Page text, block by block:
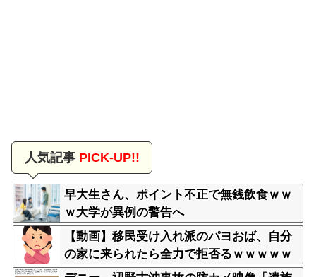
人気記事PICK-UP!!
早大生さん、ポイント不正で無銭飲食ｗｗ
ｗ大学が異例の警告へ
【動画】移民受け入れ派のパヨおば、自分
の家に来られたら全力で拒否るｗｗｗｗｗ
ｗｗｗｗｗｗｗ